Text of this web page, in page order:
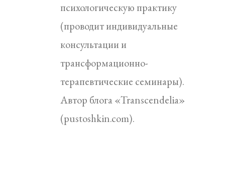
психологическую практику
(проводит индивидуальные
консультации и
трансформационно-
терапевтические семинары).
Автор блога «Transcendelia»
(pustoshkin.com).